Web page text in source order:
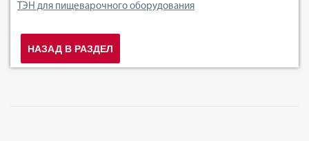
ТЭН для пищеварочного оборудования
НАЗАД В РАЗДЕЛ